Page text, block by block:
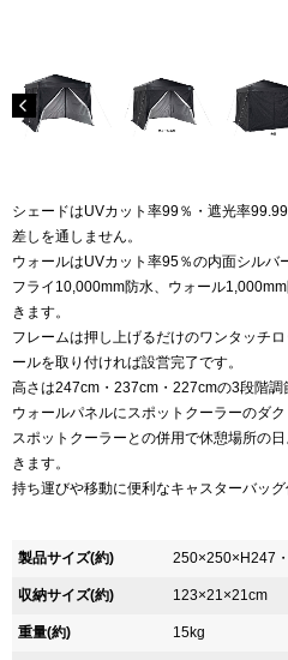
シェードはUVカット率99％・遮光率
差しを通しません。
ウォールはUVカット率95％の内面シルバ
フライ10,000mm防水、ウォール
きます。
フレームは押し上げるだけのワンタッチ
ールを取り付ければ設営完了です。
高さは247cm・237cm・227cmの3段階調
ウォールパネルにスポットクーラーのダ
スポットクーラーとの併用で休憩場所の
きます。
持ち運びや移動に便利なキャスターバッグ
製品サイズ(約) 250×250×H247
収納サイズ(約) 123×21×21cm
重量(約) 15kg